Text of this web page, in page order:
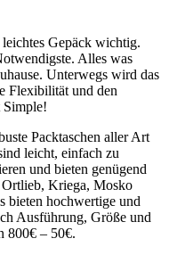
Gepäck wichtig.
Alles was
Unterwegs wird das
Flexibilität und den
Simple!
Packtaschen aller Art
leicht, einfach zu
und bieten genügend
Ortlieb, Kriega, Mosko
hochwertige und
Ausführung, Größe und
800€ – 50€.